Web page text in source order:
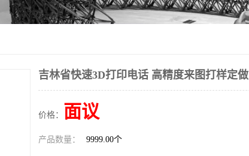
吉林省快速3D打印电话 高精度来图打样定做
价格： 面议
产品数量： 9999.00个